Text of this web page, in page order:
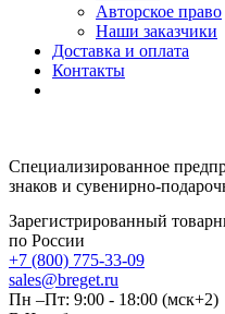
Авторское право
Наши заказчики
Доставка и оплата
Контакты
Специализированное
знаков и сувенирно-
Зарегистрированный
по России
+7 (800) 775-33-09
sales@breget.ru
Пн –Пт: 9:00 - 18:00 (мск+2)